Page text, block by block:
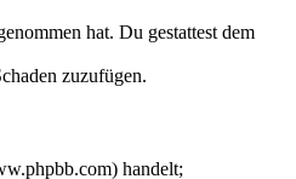
hat. Du gestattest dem
zuzufügen.
handelt;